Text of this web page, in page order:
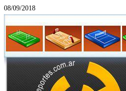
08/09/2018